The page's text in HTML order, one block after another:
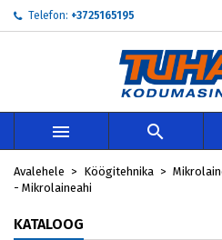
Telefon: +3725165195
 
Avalehele Köögitehnika
- Mikrolaineahi
KATALOOG
My wishlists
Create new list
Loo soovinimekiri
Soovinimekirja nimi
Loobu
Sisene
Te peate olema sisselogitud,